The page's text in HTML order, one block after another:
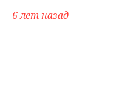
6 лет назад